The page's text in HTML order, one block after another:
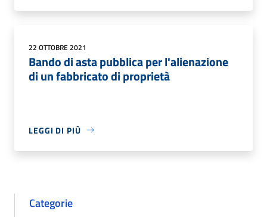
22 OTTOBRE 2021
Bando di asta pubblica per l'alienazione
di un fabbricato di proprietà
LEGGI DI PIÙ
Categorie